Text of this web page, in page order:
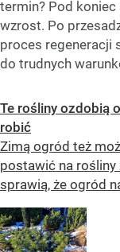
termin? Pod
wzrost. Po
proces regeneracji
do trudnych
Te rośliny ozdobią
robić
Zimą ogród też
postawić na rośliny
sprawią, że ogród